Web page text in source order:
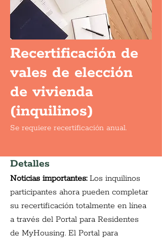
Recertificación de
vales de elección
de vivienda
(inquilinos)
Se requiere recertificación anual.
Detalles
Noticias importantes: Los inquilinos
participantes ahora pueden completar
su recertificación totalmente en línea
a través del Portal para Residentes
de MyHousing. El Portal para